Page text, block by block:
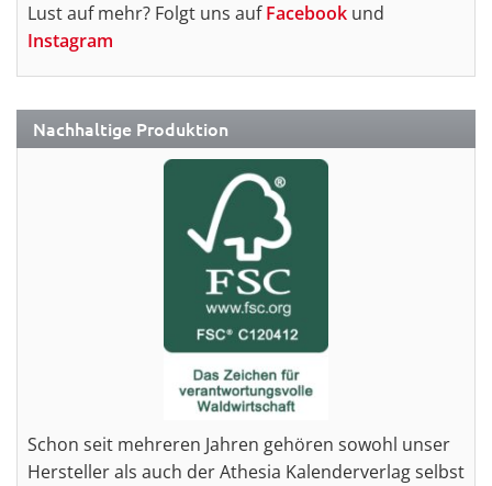
Lust auf mehr? Folgt uns aufFacebook und
Instagram
Nachhaltige Produktion
Schon seit mehreren Jahren gehören sowohl unser
Hersteller als auch der Athesia Kalenderverlag selbst